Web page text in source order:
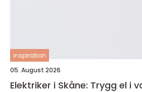
inspiration
05. August 2026
Elektriker i Skåne: Trygg el i